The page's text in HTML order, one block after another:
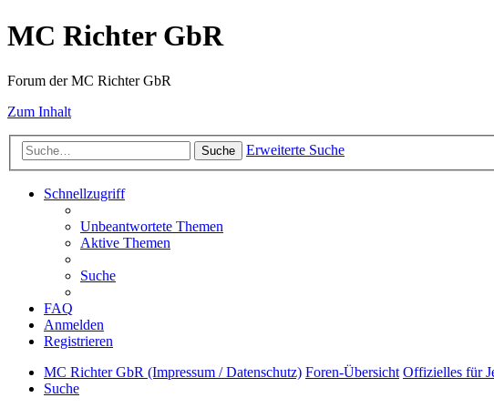
MC Richter GbR
Forum der MC Richter GbR
Zum Inhalt
Suche Erweiterte Suche
Schnellzugriff
Unbeantwortete Themen
Aktive Themen
Suche
FAQ
Anmelden
Registrieren
MC Richter GbR (Impressum / Datenschutz) Foren-Übersicht Offizielles für
Suche